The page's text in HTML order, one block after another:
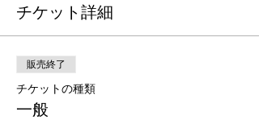
チケット詳細
販売終了
チケットの種類
一般